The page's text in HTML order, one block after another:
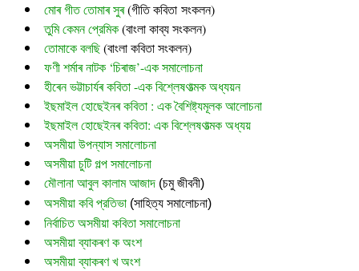
মোৰ গীত তোমাৰ সুৰ (গীতি কবিতা সংকলন)
তুমি কেমন প্রেমিক (বাংলা কাব্য সংকলন)
তোমাকে বলছি (বাংলা কবিতা সংকলন)
ফণী শৰ্মাৰ নাটক ‘চিৰাজ’-এক সমালোচনা
হীৰেন ভট্টাচাৰ্যৰ কবিতা -এক বিশ্লেষণাত্মক অধ্যয়ন
ইছমাইল হোছেইনৰ কবিতা : এক বৈশিষ্ট্যমূলক আলোচনা
ইছমাইল হোছেইনৰ কবিতা: এক বিশ্লেষণাত্মক অধ্যয়
অসমীয়া উপন্যাস সমালোচনা
অসমীয়া চুটি গল্প সমালোচনা
মৌলানা আবুল কালাম আজাদ (চমু জীবনী)
অসমীয়া কবি প্রতিভা (সাহিত্য সমালোচনা)
নির্বাচিত অসমীয়া কবিতা সমালোচনা
অসমীয়া ব্যাকৰণ ক অংশ
অসমীয়া ব্যাকৰণ খ অংশ